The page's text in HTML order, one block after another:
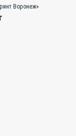
Воронеж»